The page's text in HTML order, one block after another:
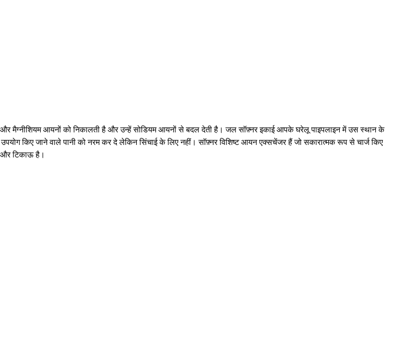
और मैग्नीशियम आयनों को निकालती है और उन्हें सोडियम आयनों से बदल देती है। जल सॉफ़्नर इकाई आपके घरेलू पाइपलाइन में उस स्थान के
किए जाने वाले पानी को नरम कर दे लेकिन सिंचाई के लिए नहीं। सॉफ़्नर विशिष्ट आयन एक्सचेंजर हैं जो सकारात्मक रूप से चार्ज किए
टिकाऊ है।